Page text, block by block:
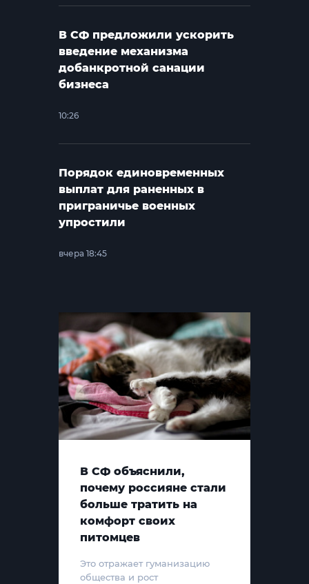
В СФ предложили ускорить
введение механизма
добанкротной санации
бизнеса
10:26
Порядок единовременных
выплат для раненных в
приграничье военных
упростили
вчера 18:45
В СФ объяснили,
почему россияне стали
больше тратить на
комфорт своих
питомцев
Это отражает гуманизацию
общества и рост